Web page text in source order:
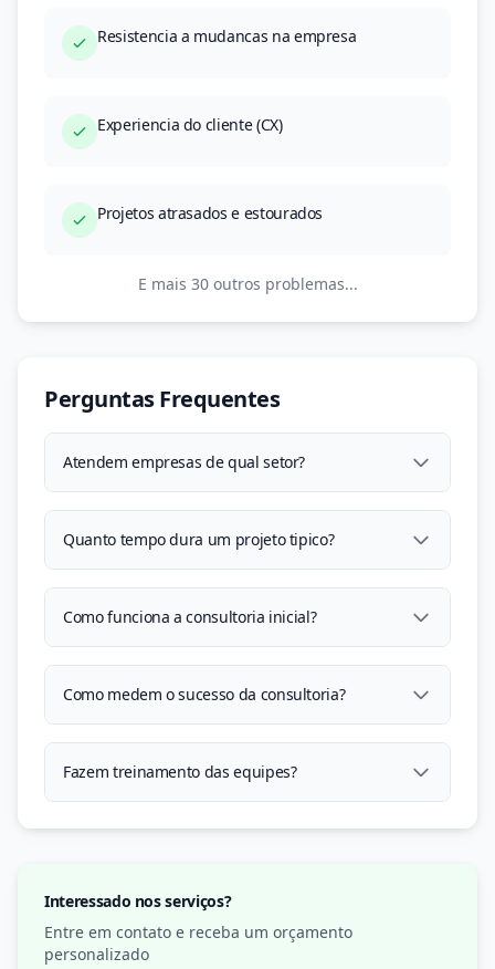
Resistencia a mudancas na empresa
Experiencia do cliente (CX)
Projetos atrasados e estourados
E mais 30 outros problemas...
Perguntas Frequentes
Atendem empresas de qual setor?
Quanto tempo dura um projeto tipico?
Como funciona a consultoria inicial?
Como medem o sucesso da consultoria?
Fazem treinamento das equipes?
Interessado nos serviços?
Entre em contato e receba um orçamento
personalizado